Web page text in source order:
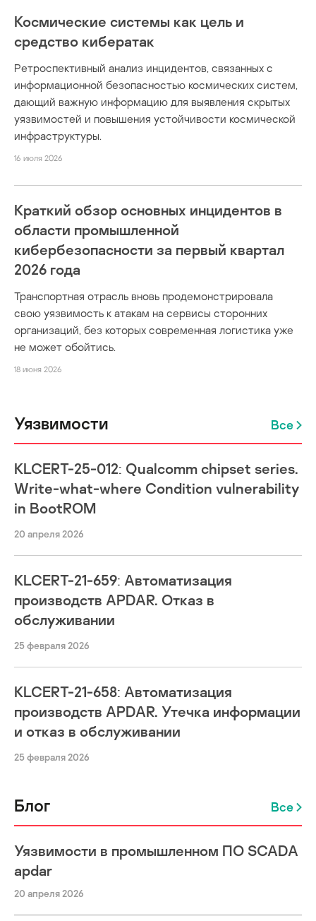
Космические системы как цель и
средство кибератак
Ретроспективный анализ инцидентов, связанных с
информационной безопасностью космических систем,
дающий важную информацию для выявления скрытых
уязвимостей и повышения устойчивости космической
инфраструктуры.
16 июля 2026
Краткий обзор основных инцидентов в
области промышленной
кибербезопасности за первый квартал
2026 года
Транспортная отрасль вновь продемонстрировала
свою уязвимость к атакам на сервисы сторонних
организаций, без которых современная логистика уже
не может обойтись.
18 июня 2026
Уязвимости Все
KLCERT-25-012: Qualcomm chipset series.
Write-what-where Condition vulnerability
in BootROM
20 апреля 2026
KLCERT-21-659: Автоматизация
производств APDAR. Отказ в
обслуживании
25 февраля 2026
KLCERT-21-658: Автоматизация
производств APDAR. Утечка информации
и отказ в обслуживании
25 февраля 2026
Блог Все
Уязвимости в промышленном ПО SCADA
apdar
20 апреля 2026